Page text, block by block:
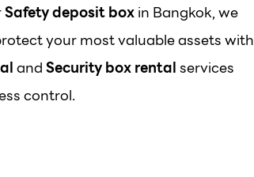
Safety deposit boxin Bangkok, we
your most valuable assets with
andSecurity box rentalservices
control.